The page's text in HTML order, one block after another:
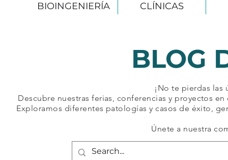
BIOINGENIERÍA CLÍNICAS
BLOG
¡No te pierdas
Descubre nuestras ferias, conferencias y proyectos
Exploramos diferentes patologías y casos de éxito,
Únete a nuestra